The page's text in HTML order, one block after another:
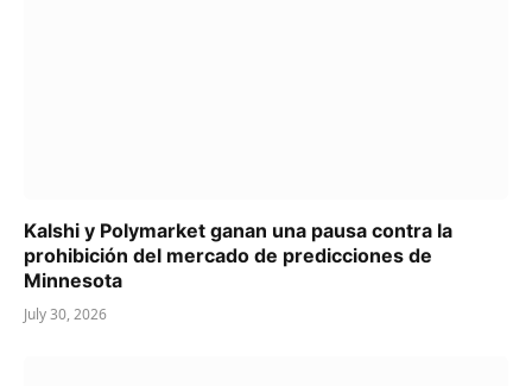
Kalshi y Polymarket ganan una pausa contra la
prohibición del mercado de predicciones de
Minnesota
July 30, 2026